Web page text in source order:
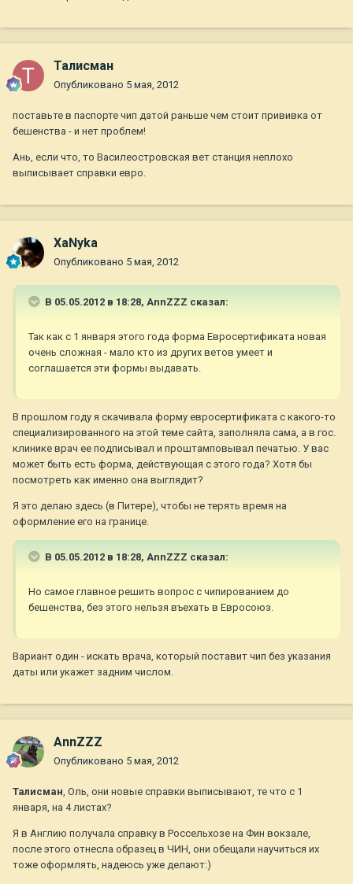
Талисман
Опубликовано 5 мая, 2012
поставьте в паспорте чип датой раньше чем стоит прививка от
бешенства - и нет проблем!
Ань, если что, то Василеостровская вет станция неплохо
выписывает справки евро.
ХаNyka
Опубликовано 5 мая, 2012
В 05.05.2012 в 18:28, AnnZZZ сказал:
Так как с 1 января этого года форма Евросертификата новая
очень сложная - мало кто из других ветов умеет и
соглашается эти формы выдавать.
В прошлом году я скачивала форму евросертификата с какого-то
специализированного на этой теме сайта, заполняла сама, а в гос.
клинике врач ее подписывал и проштамповывал печатью. У вас
может быть есть форма, действующая с этого года? Хотя бы
посмотреть как именно она выглядит?
Я это делаю здесь (в Питере), чтобы не терять время на
оформление его на границе.
В 05.05.2012 в 18:28, AnnZZZ сказал:
Но самое главное решить вопрос с чипированием до
бешенства, без этого нельзя въехать в Евросоюз.
Вариант один - искать врача, который поставит чип без указания
даты или укажет задним числом.
AnnZZZ
Опубликовано 5 мая, 2012
Талисман, Оль, они новые справки выписывают, те что с 1
января, на 4 листах?
Я в Англию получала справку в Россельхозе на Фин вокзале,
после этого отнесла образец в ЧИН, они обещали научиться их
тоже оформлять, надеюсь уже делают:)